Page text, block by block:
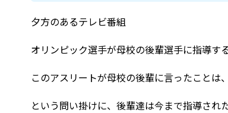
夕方のあるテレビ番組
オリンピック選手が母校の後輩選手に指導す
このアスリートが母校の後輩に言ったことは
という問い掛けに、後輩達は今まで指導され